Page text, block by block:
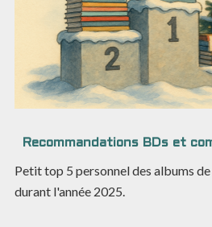
Recommandations BDs et
Petit top 5 personnel des albums
durant l'année 2025.